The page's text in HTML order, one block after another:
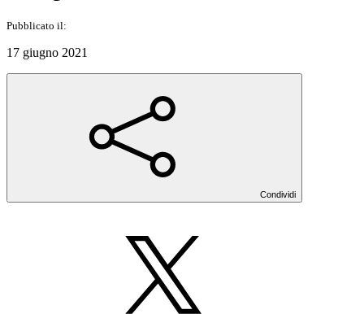
Pubblicato il:
17 giugno 2021
Condividi